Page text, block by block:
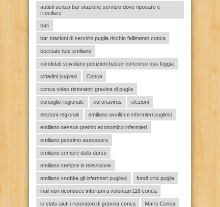
autisti senza bar stazione servizio dove riposare e
rifocillare
bari
bar stazioni di servizio puglia rischio fallimento conca
bocciate tute emiliano
candidati scivolano posizioni basse concorso oss foggia
cittadini pugliesi Conca
conca video ristoratori gravina di puglia
consiglio regionale coronavirus elezioni
elezioni regionali emiliano avvilisce infermieri pugliesi
emiliano nessun premio economico infermieri
emiliano pessimo assessore
emiliano sempre dalla durso
emiliano sempre in televisione
emiliano snobba gli infermieri pugliesi fondi crisi puglia
inail non riconosce infortuni a volontari 118 conca
lo stato aiuti i ristoratori di gravina conca Mario Conca